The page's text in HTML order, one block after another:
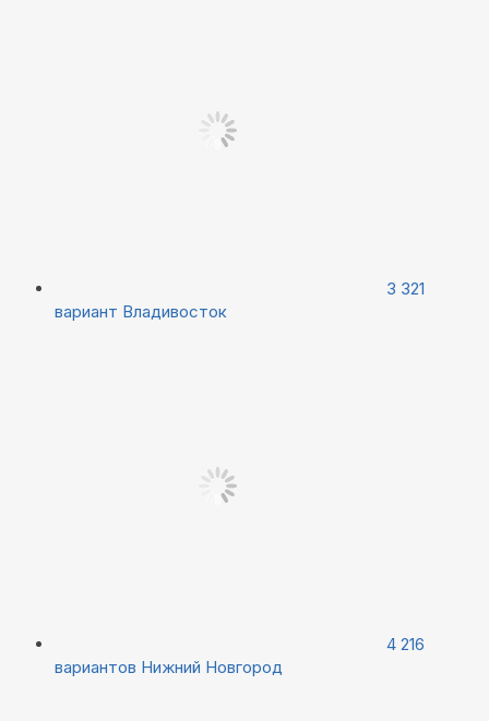
3 321
вариант Владивосток
4 216
вариантов Нижний Новгород